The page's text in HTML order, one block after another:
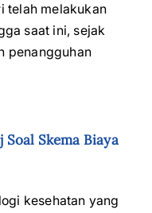
telah melakukan
saat ini, sejak
penangguhan
Skema Biaya
kesehatan yang